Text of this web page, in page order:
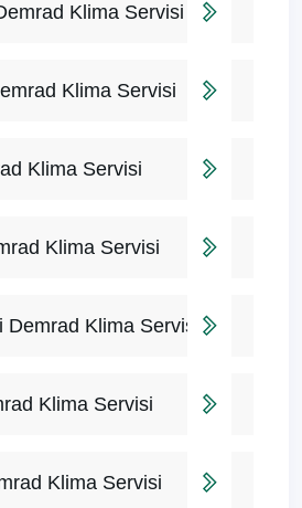
Klima Servisi
Klima Servisi
Klima Servisi
Klima Servisi
Klima Servisi
Klima Servisi
Klima Servisi